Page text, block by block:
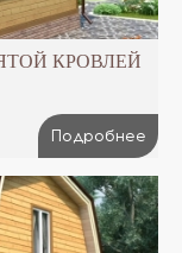
КРОВЛЕЙ
Подробнее